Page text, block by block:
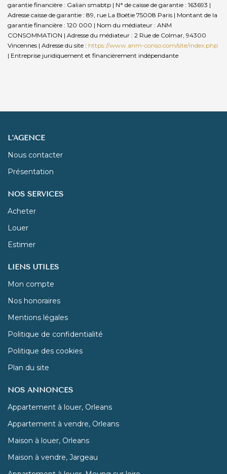
garantie financière : Galian smabtp | N° de caisse de garantie : 163693 |
Adresse caisse de garantie : 89, rue La Boétie 75008 Paris | Montant de la
garantie financière : 120 000 | Nom du médiateur : ANM
CONSOMMATION | Adresse du médiateur : 2 Rue de Colmar, 94300
Vincennes | Adresse du site : https://www.anm-conso.com/site/index.php
| Entreprise juridiquement et financièrement indépendante
L'AGENCE
Nous contacter
Présentation
NOS SERVICES
Acheter
Louer
Estimer
LIENS UTILES
Mon compte
Nos honoraires
Mentions légales
Politique de confidentialité
Politique des cookies
Plan du site
NOS ANNONCES
Appartement à louer, Orleans
Appartement à vendre, Orleans
Maison à louer, Orleans
Maison à vendre, Jargeau